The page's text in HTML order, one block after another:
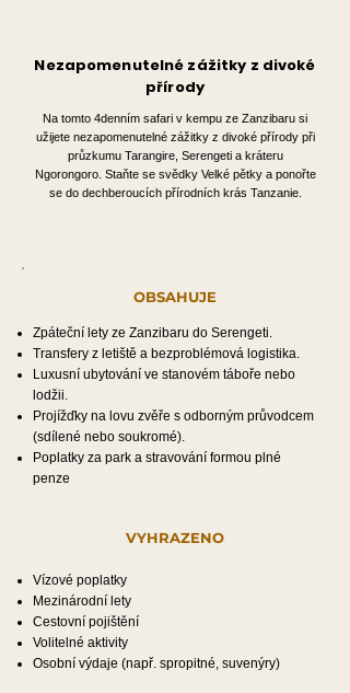
Nezapomenutelné zážitky z divoké
přírody
Na tomto 4denním safari v kempu ze Zanzibaru si
užijete nezapomenutelné zážitky z divoké přírody při
průzkumu Tarangire, Serengeti a kráteru
Ngorongoro. Staňte se svědky Velké pětky a ponořte
se do dechberoucích přírodních krás Tanzanie.
OBSAHUJE
Zpáteční lety ze Zanzibaru do Serengeti.
Transfery z letiště a bezproblémová logistika.
Luxusní ubytování ve stanovém táboře nebo
lodžii.
Projížďky na lovu zvěře s odborným průvodcem
(sdílené nebo soukromé).
Poplatky za park a stravování formou plné
penze
VYHRAZENO
Vízové poplatky
Mezinárodní lety
Cestovní pojištění
Volitelné aktivity
Osobní výdaje (např. spropitné, suvenýry)